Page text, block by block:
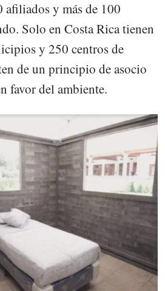
afiliados y más de 100
Solo en Costa Rica tienen
y 250 centros de
de un principio de asocio
favor del ambiente.